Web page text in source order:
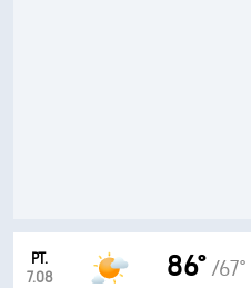
PT.
7.08
86° /67°